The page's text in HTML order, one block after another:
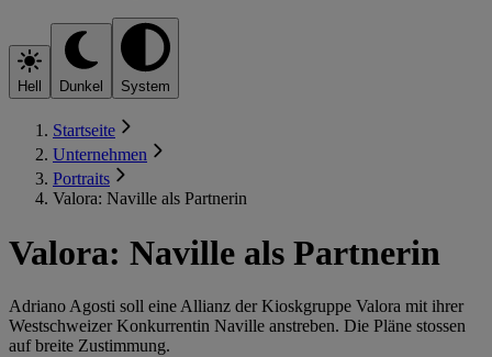
Hell Dunkel System
Startseite
Unternehmen
Portraits
Valora: Naville als Partnerin
Valora: Naville als Partnerin
Adriano Agosti soll eine Allianz der Kioskgruppe Valora mit ihrer
Westschweizer Konkurrentin Naville anstreben. Die Pläne stossen
auf breite Zustimmung.